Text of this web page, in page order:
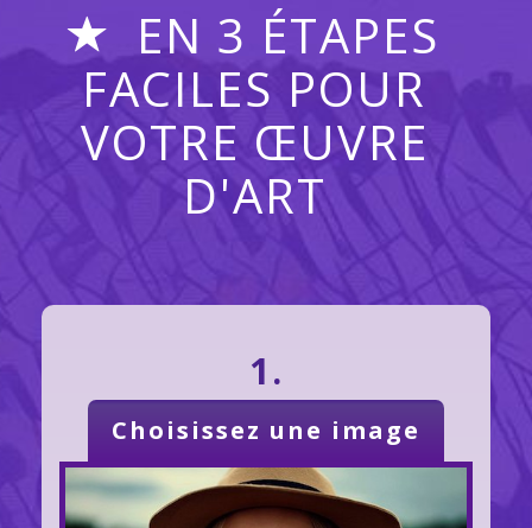
EN 3 ÉTAPES
FACILES POUR
VOTRE ŒUVRE
D'ART
1.
Choisissez une image